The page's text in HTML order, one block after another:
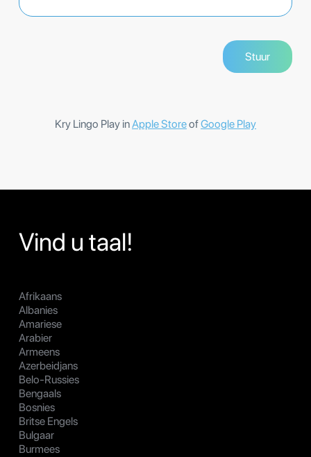
Kry Lingo Play inApple StoreofGoogle Play
Vind u taal!
Afrikaans
Albanies
Amariese
Arabier
Armeens
Azerbeidjans
Belo-Russies
Bengaals
Bosnies
Britse Engels
Bulgaar
Burmees